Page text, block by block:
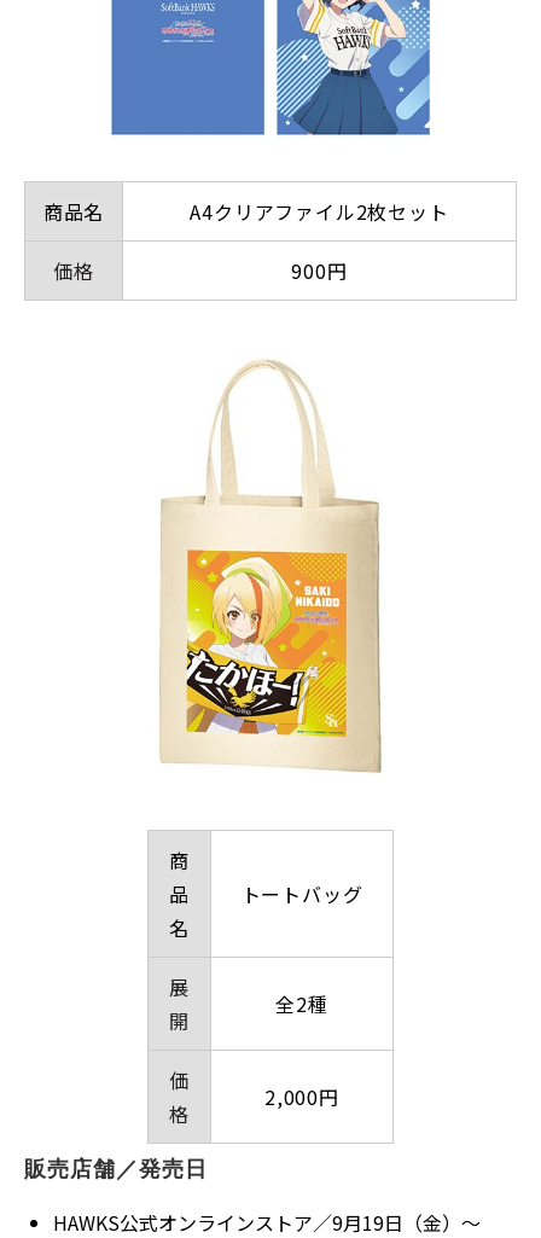
商品名 A4クリアファイル2枚セット
価格 900円
商
品
名
トートバッグ
展
開
全2種
価
格
2,000円
販売店舗／発売日
HAWKS公式オンラインストア／9月19日（金）～